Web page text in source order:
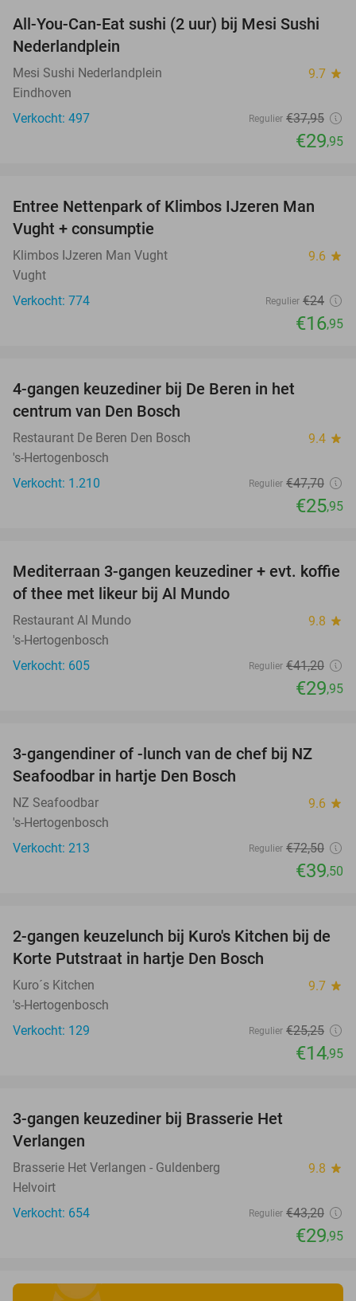
21%
All-You-Can-Eat sushi (2 uur) bij Mesi Sushi
Nederlandplein
Mesi Sushi Nederlandplein 9.7 star
Eindhoven
Verkocht: 497
Regulier €37,95
€29,95
29%
Entree Nettenpark of Klimbos IJzeren Man
Vught + consumptie
Klimbos IJzeren Man Vught 9.6 star
Vught
Verkocht: 774
Regulier €24
€16,95
4-gangen keuzediner bij De Beren in het
centrum van Den Bosch
Restaurant De Beren Den Bosch 9.4 star
's-Hertogenbosch
Verkocht: 1.210
Regulier €47,70
€25,95
27%
Mediterraan 3-gangen keuzediner + evt. koffie
of thee met likeur bij Al Mundo
Restaurant Al Mundo 9.8 star
's-Hertogenbosch
Verkocht: 605
Regulier €41,20
€29,95
46%
3-gangendiner of -lunch van de chef bij NZ
Seafoodbar in hartje Den Bosch
NZ Seafoodbar 9.6 star
's-Hertogenbosch
Verkocht: 213
Regulier €72,50
€39,50
41%
2-gangen keuzelunch bij Kuro's Kitchen bij de
Korte Putstraat in hartje Den Bosch
Kuro´s Kitchen 9.7 star
's-Hertogenbosch
Verkocht: 129
Regulier €25,25
€14,95
3-gangen keuzediner bij Brasserie Het
Verlangen
Brasserie Het Verlangen - Guldenberg 9.8 star
Helvoirt
Verkocht: 654
Regulier €43,20
€29,95